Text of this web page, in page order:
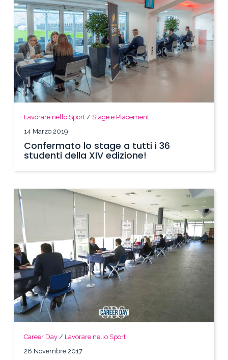
Lavorare nello Sport / Stage e Placement
14 Marzo 2019
Confermato lo stage a tutti i 36
studenti della XIV edizione!
Career Day / Lavorare nello Sport
28 Novembre 2017